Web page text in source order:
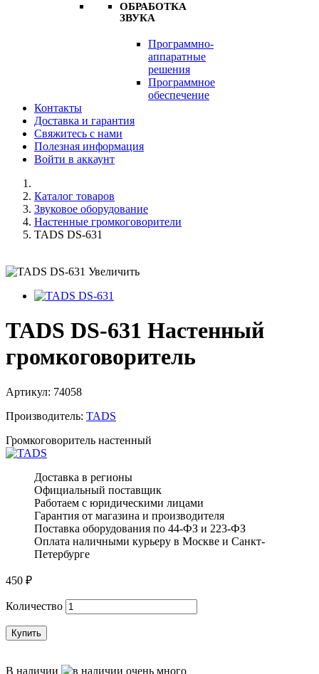
ОБРАБОТКА
ЗВУКА
Программно-
аппаратные
решения
Программное
обеспечение
Контакты
Доставка и гарантия
Свяжитесь с нами
Полезная информация
Войти в аккаунт
Каталог товаров
Звуковое оборудование
Настенные громкоговорители
TADS DS-631
Увеличить
TADS DS-631 Настенный
громкоговоритель
Артикул: 74058
Производитель: TADS
Громкоговоритель настенный
Доставка в регионы
Официальный поставщик
Работаем с юридическими лицами
Гарантия от магазина и производителя
Поставка оборудования по 44-ФЗ и 223-ФЗ
Оплата наличными курьеру в Москве и Санкт-
Петербурге
450 ₽
Количество
Купить
В наличии